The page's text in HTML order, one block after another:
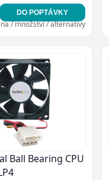
DO POPTÁVKY
/ množství / alternativy
Ball Bearing CPU